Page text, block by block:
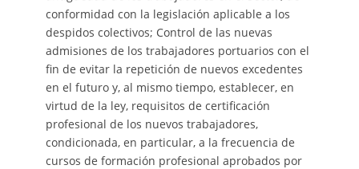
conformidad con la legislación aplicable a los
despidos colectivos; Control de las nuevas
admisiones de los trabajadores portuarios con el
fin de evitar la repetición de nuevos excedentes
en el futuro y, al mismo tiempo, establecer, en
virtud de la ley, requisitos de certificación
profesional de los nuevos trabajadores,
condicionada, en particular, a la frecuencia de
cursos de formación profesional aprobados por